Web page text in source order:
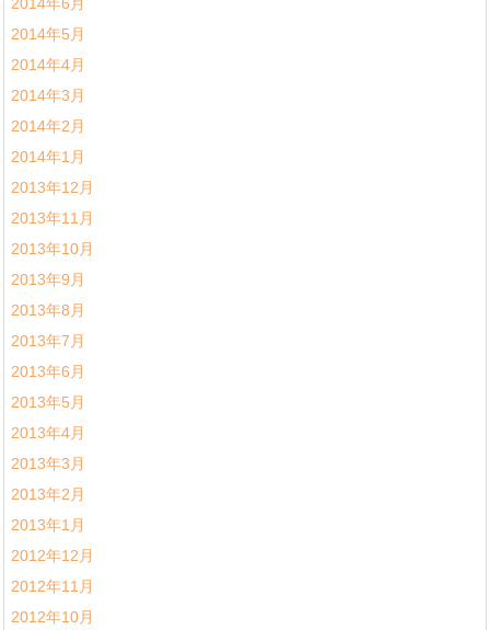
2014年5月
2014年4月
2014年3月
2014年2月
2014年1月
2013年12月
2013年11月
2013年10月
2013年9月
2013年8月
2013年7月
2013年6月
2013年5月
2013年4月
2013年3月
2013年2月
2013年1月
2012年12月
2012年11月
2012年10月